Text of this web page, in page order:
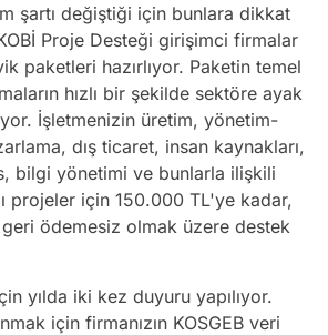
şartı değiştiği için bunlara dikkat
Proje Desteği girişimci firmalar
paketleri hazırlıyor. Paketin temel
hızlı bir şekilde sektöre ayak
İşletmenizin üretim, yönetim-
dış ticaret, insan kaynakları,
bilgi yönetimi ve bunlarla ilişkili
projeler için 150.000 TL'ye kadar,
ödemesiz olmak üzere destek
yılda iki kez duyuru yapılıyor.
için firmanızın KOSGEB veri